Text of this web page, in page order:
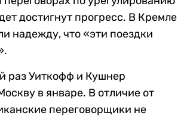
достигнут прогресс. В Кремле
надежду, что «эти поездки
раз Уиткофф и Кушнер
в январе. В отличие от
переговорщики не